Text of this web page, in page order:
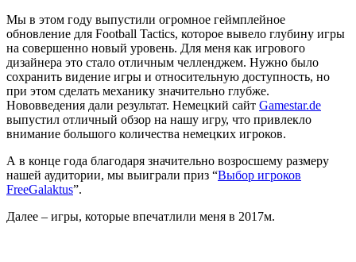
Мы в этом году выпустили огромное геймплейное
обновление для Football Tactics, которое вывело глубину игры
на совершенно новый уровень. Для меня как игрового
дизайнера это стало отличным челленджем. Нужно было
сохранить видение игры и относительную доступность, но
при этом сделать механику значительно глубже.
Нововведения дали результат. Немецкий сайт Gamestar.de
выпустил отличный обзор на нашу игру, что привлекло
внимание большого количества немецких игроков.
А в конце года благодаря значительно возросшему размеру
нашей аудитории, мы выиграли приз “Выбор игроков
FreeGalaktus”.
Далее – игры, которые впечатлили меня в 2017м.